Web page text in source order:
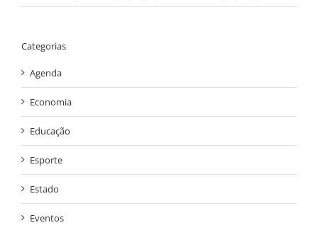
Categorias
Agenda
Economia
Educação
Esporte
Estado
Eventos